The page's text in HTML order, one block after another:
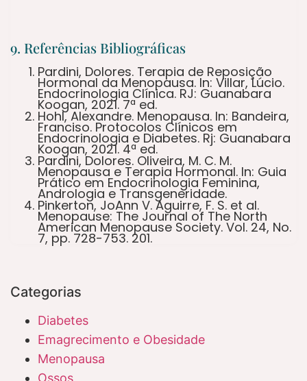
9. Referências Bibliográficas
Pardini, Dolores. Terapia de Reposição
Hormonal da Menopausa. In: Villar, Lúcio.
Endocrinologia Clínica. RJ: Guanabara
Koogan, 2021. 7ª ed.
Hohl, Alexandre. Menopausa. In: Bandeira,
Franciso. Protocolos Clínicos em
Endocrinologia e Diabetes. Rj: Guanabara
Koogan, 2021. 4ª ed.
Pardini, Dolores. Oliveira, M. C. M.
Menopausa e Terapia Hormonal. In: Guia
Prático em Endocrinologia Feminina,
Andrologia e Transgeneridade.
Pinkerton, JoAnn V. Aguirre, F. S. et al.
Menopause: The Journal of The North
American Menopause Society. Vol. 24, No.
7, pp. 728-753. 201.
Categorias
Diabetes
Emagrecimento e Obesidade
Menopausa
Ossos